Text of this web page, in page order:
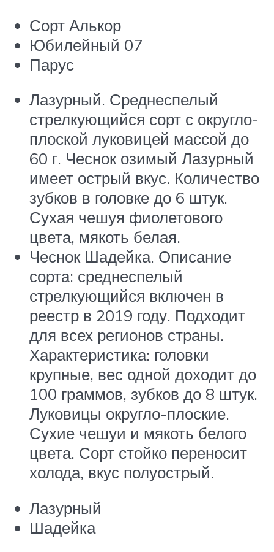
Сорт Алькор
Юбилейный 07
Парус
Лазурный. Среднеспелый
стрелкующийся сорт с округло-
плоской луковицей массой до
60 г. Чеснок озимый Лазурный
имеет острый вкус. Количество
зубков в головке до 6 штук.
Сухая чешуя фиолетового
цвета, мякоть белая.
Чеснок Шадейка. Описание
сорта: среднеспелый
стрелкующийся включен в
реестр в 2019 году. Подходит
для всех регионов страны.
Характеристика: головки
крупные, вес одной доходит до
100 граммов, зубков до 8 штук.
Луковицы округло-плоские.
Сухие чешуи и мякоть белого
цвета. Сорт стойко переносит
холода, вкус полуострый.
Лазурный
Шадейка